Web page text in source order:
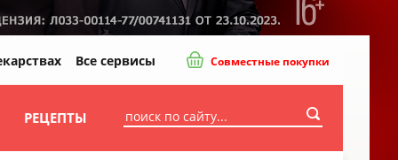
РЕЦЕПТЫ
Все сервисы Совместные покупки